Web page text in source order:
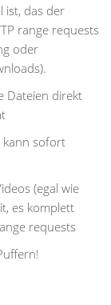
ist, das der
range requests
oder
Dateien direkt
kann sofort
(egal wie
es komplett
requests